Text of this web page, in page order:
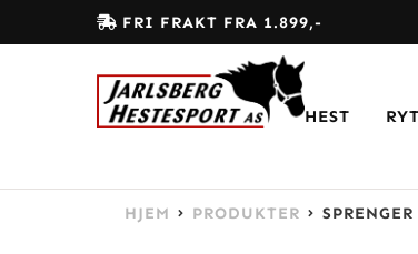
FRI FRAKT FRA 1.899,-
HEST
HJEM PRODUKTER